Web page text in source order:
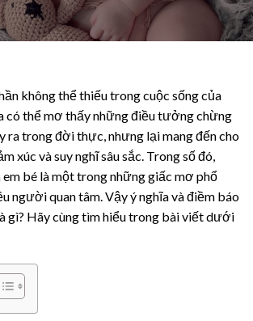
không thể thiếu trong cuộc sống của
có thể mơ thấy những điều tưởng chừng
ra trong đời thực, nhưng lại mang đến cho
xúc và suy nghĩ sâu sắc. Trong số đó,
bé là một trong những giấc mơ phổ
người quan tâm. Vậy ý nghĩa và điềm báo
gì? Hãy cùng tìm hiểu trong bài viết dưới